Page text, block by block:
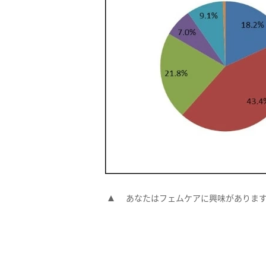
あなたはフェムケアに興味がありま